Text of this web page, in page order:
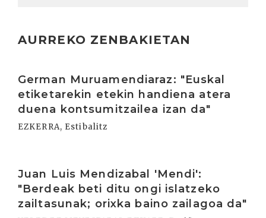
AURREKO ZENBAKIETAN
German Muruamendiaraz: "Euskal
etiketarekin etekin handiena atera
duena kontsumitzailea izan da"
EZKERRA, Estibalitz
Juan Luis Mendizabal 'Mendi':
"Berdeak beti ditu ongi islatzeko
zailtasunak; orixka baino zailagoa da"